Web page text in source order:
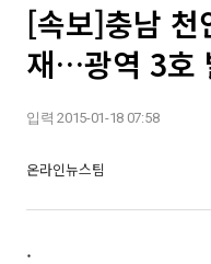
[속보]충남 천
재…광역 3호
입력 2015-01-18 07:58
온라인뉴스팀
.